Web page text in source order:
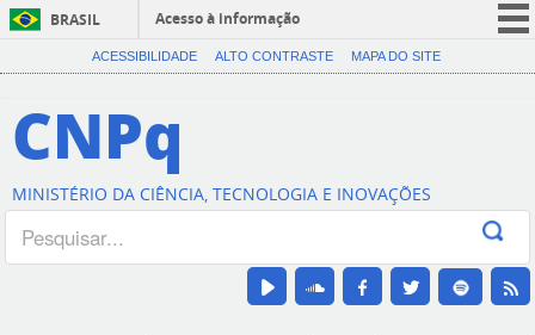
BRASIL
Acesso à informação
CORONAVÍRUS (COVID-19)
Canais
ACESSIBILIDADE ALTO CONTRASTE MAPA DO SITE
CNPq
MINISTÉRIO DA CIÊNCIA, TECNOLOGIA E INOVAÇÕES